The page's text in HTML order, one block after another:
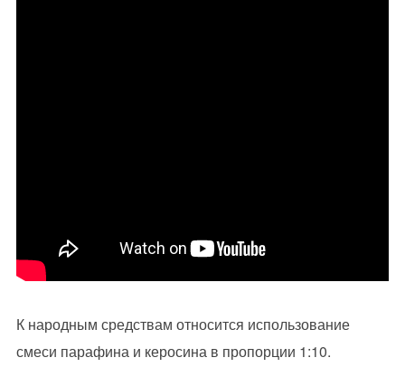
К народным средствам относится использование
смеси парафина и керосина в пропорции 1:10.